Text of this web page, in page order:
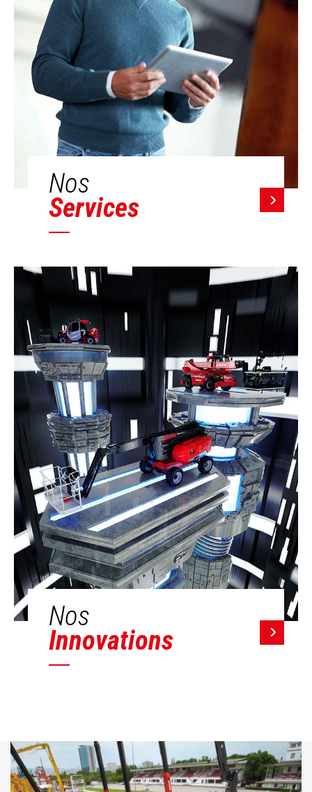
Nos
Services
Nos
Innovations